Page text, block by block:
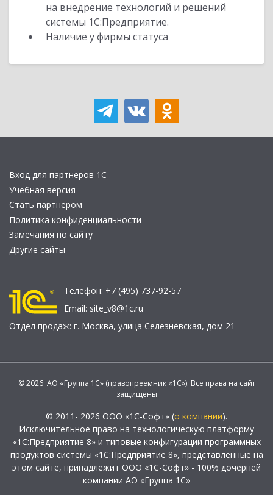
на внедрение технологий и решений
системы 1С:Предприятие.
Наличие у фирмы статуса
Вход для партнеров 1С
Учебная версия
Стать партнером
Политика конфиденциальности
Замечания по сайту
Другие сайты
Телефон: +7 (495) 737-92-57
Email: site_v8@1c.ru
Отдел продаж: г. Москва, улица Селезнёвская, дом 21
© 2026 АО «Группа 1С» (правопреемник «1С»). Все права на сайт
защищены
© 2011- 2026 ООО «1С-Софт» (о компании).
Исключительное право на технологическую платформу
«1С:Предприятие 8» и типовые конфигурации программных
продуктов системы «1С:Предприятие 8», представленные на
этом сайте, принадлежит ООО «1С-Софт» - 100% дочерней
компании АО «Группа 1С»